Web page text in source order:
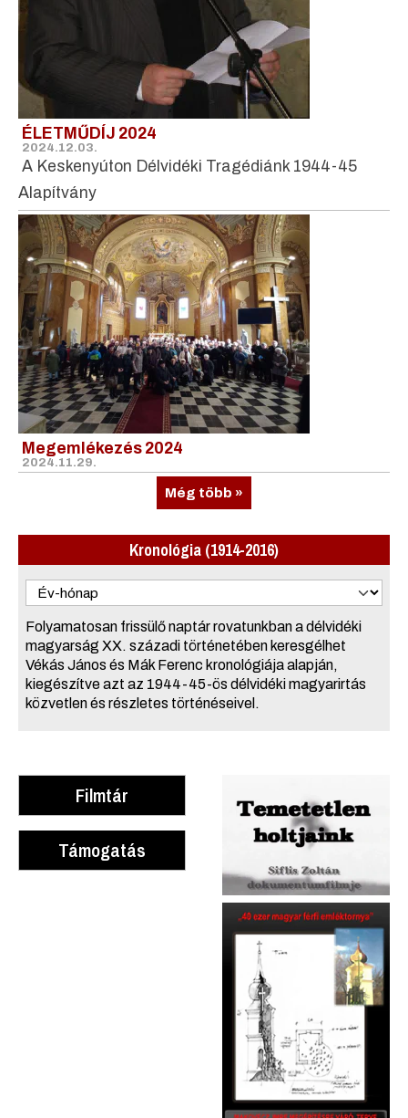
Filmtár
Támogatás
ÉLETMŰDÍJ 2024
2024.12.03.
A Keskenyúton Délvidéki Tragédiánk 1944-45
Alapítvány
Megemlékezés 2024
2024.11.29.
Még több »
Kronológia (1914-2016)
Folyamatosan frissülő naptár rovatunkban a délvidéki
magyarság XX. századi történetében keresgélhet
Vékás János és Mák Ferenc kronológiája alapján,
kiegészítve azt az 1944-45-ös délvidéki magyarirtás
közvetlen és részletes történéseivel.